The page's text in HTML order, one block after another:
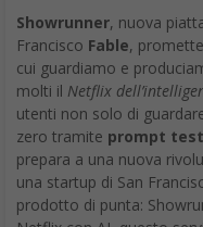
Showrunner, nuova
Francisco Fable,
cui guardiamo e
molti il Netflix
utenti non solo di
zero tramite prompt
prepara a una nuova
una startup di San
prodotto di punta: